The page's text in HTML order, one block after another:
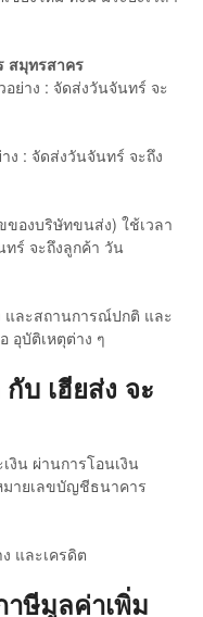
สมุทรสาคร
ย่าง : จัดส่งวันจันทร์ จะ
ง : จัดส่งวันจันทร์ จะถึง
ของบริษัทขนส่ง) ใช้เวลา
ทร์ จะถึงลูกค้า วัน
และสถานการณ์ปกติ และ
อุบัติเหตุต่าง ๆ
บ เฮียส่ง จะ
งิน ผ่านการโอนเงิน
ายเลขบัญชีธนาคาร
และเครดิต
ษีมูลค่าเพิ่ม